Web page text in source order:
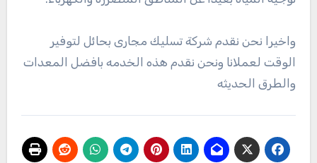
واخيرا نحن نقدم شركة تسليك مجارى بحائل لتوفير
الوقت لعملانا ونحن نقدم هذه الخدمه بافضل المعدات
والطرق الحديثه